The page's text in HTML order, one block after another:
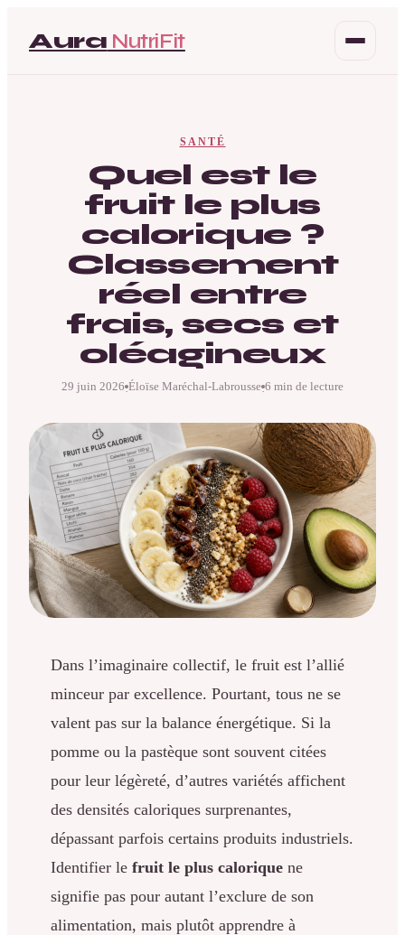
Aura NutriFit
Bien-être
SANTÉ
Quel est le
fruit le plus
calorique ?
Classement
réel entre
frais, secs et
oléagineux
29 juin 2026·Éloïse Maréchal-Labrousse·6 min de lecture
Dans l’imaginaire collectif, le fruit est l’allié
minceur par excellence. Pourtant, tous ne se
valent pas sur la balance énergétique. Si la
pomme ou la pastèque sont souvent citées
pour leur légèreté, d’autres variétés affichent
des densités caloriques surprenantes,
dépassant parfois certains produits industriels.
Identifier le fruit le plus calorique ne
signifie pas pour autant l’exclure de son
alimentation, mais plutôt apprendre à